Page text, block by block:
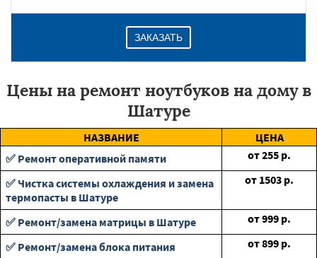
ЗАКАЗАТЬ
Цены на ремонт ноутбуков на дому в
Шатуре
НАЗВАНИЕ
ЦЕНА
✅ Ремонт оперативной памяти
от255 р.
✅ Чистка системы охлаждения и замена
термопасты в Шатуре
от 1503 р.
✅ Ремонт/замена матрицы в Шатуре от999 р.
✅ Ремонт/замена блока питания
от899 р.